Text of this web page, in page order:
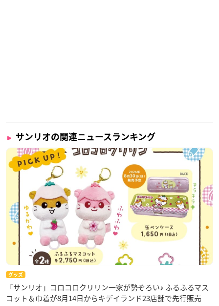
サンリオの関連ニュースランキング
グッズ
「サンリオ」コロコロクリリン一家が勢ぞろい♪ ふるふるマス
コット＆巾着が8月14日からキデイランド23店舗で先行販売